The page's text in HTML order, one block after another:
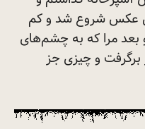
عکس شروع شد و کم
مرا که به چشم‌های
برگرفت و چیزی جز